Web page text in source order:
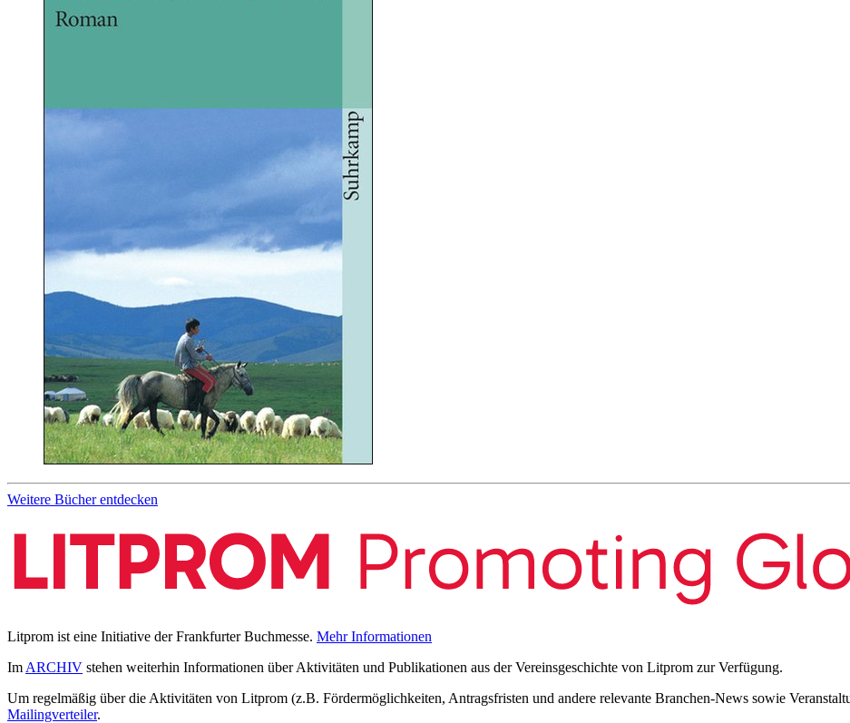
Weitere Bücher entdecken
Litprom ist eine Initiative der Frankfurter Buchmesse. Mehr Informationen
Im ARCHIV stehen weiterhin Informationen über Aktivitäten und Publikationen aus der Vereinsgeschichte von Litprom zur Verfügung.
Um regelmäßig über die Aktivitäten von Litprom (z.B. Fördermöglichkeiten, Antragsfristen und andere relevante Branchen-News sowie
Mailingverteiler.